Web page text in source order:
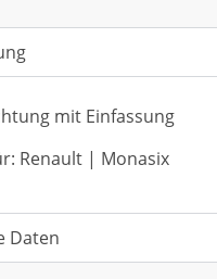
mit Einfassung
Renault | Monasix
Daten